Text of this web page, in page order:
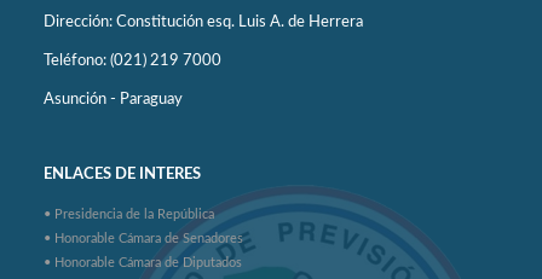
Dirección: Constitución esq. Luis A. de Herrera
Teléfono: (021) 219 7000
Asunción - Paraguay
ENLACES DE INTERES
• Presidencia de la República
• Honorable Cámara de Senadores
• Honorable Cámara de Diputados